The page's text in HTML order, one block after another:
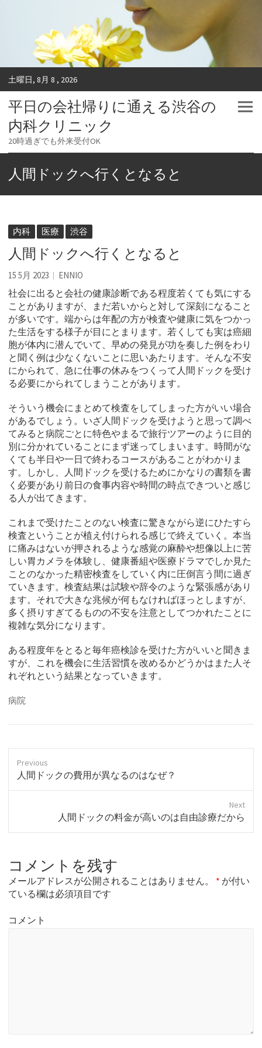
土曜日, 8月 8 , 2026
平日の会社帰りに通える渋谷の
内科クリニック
20時過ぎでも外来受付OK
人間ドックへ行くとなると
内科 医療 渋谷
人間ドックへ行くとなると
15 5月 2023 ENNIO
社会に出ると会社の健康診断である程度若くても気にする
ことがありますが、まだ若いからと対して深刻になること
が多いです。 端からは年配の方が検査や健康に気をつかっ
た生活をする様子が目にとまります。若くしても実は癌細
胞が体内に潜んでいて、早めの発見が功を奏した例をわり
と聞く例は少なくないことに思いあたります。そんな不安
にかられて、急に仕事の休みをつくって人間ドックを受け
る必要にかられてしまうことがあります。
そういう機会にまとめて検査をしてしまった方がいい場合
があるでしょう。いざ人間ドックを受けようと思って調べ
てみると病院ごとに特色やまるで旅行ツアーのように目的
別に分かれていることにまず迷ってしまいます。時間がな
くても半日や一日で終わるコースがあることがわかりま
す。しかし、人間ドックを受けるためにかなりの書類を書
く必要があり前日の食事内容や時間の時点できついと感じ
る人が出てきます。
これまで受けたことのない検査に驚きながら逆にひたすら
検査ということが植え付けられる感じで終えていく。本当
に痛みはないが押されるような感覚の麻酔や想像以上に苦
しい胃カメラを体験し、健康番組や医療ドラマでしか見た
ことのなかった精密検査をしていく内に圧倒言う間に過ぎ
ていきます。検査結果は試験や辞令のような緊張感があり
ます。それで大きな兆候が何もなければほっとしますが、
多く摂りすぎてるものの不安を注意としてつかれたことに
複雑な気分になります。
ある程度年をとると毎年癌検診を受けた方がいいと聞きま
すが、これを機会に生活習慣を改めるかどうかはまた人そ
れぞれという結果となっていきます。
病院
Previous
P
o
p
o
s
人間ドックの費用が異なるのはなぜ？
Next
p
o
t
人間ドックの料金が高いのは自由診療だから
コメントを残す
メールアドレスが公開されることはありません。 * が付い
ている欄は必須項目です
コメント